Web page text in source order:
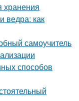
хранения
ведра: как
самоучитель
способов